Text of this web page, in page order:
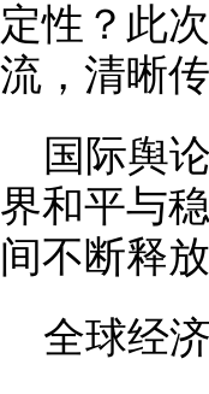
定性？此
流，清晰
国际舆
界和平与
间不断释
全球经